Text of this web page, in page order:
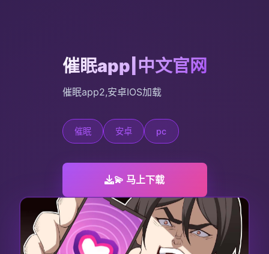
催眠app|中文官网
催眠app2,安卓IOS加载
催眠 安卓 pc
💫 马上下载